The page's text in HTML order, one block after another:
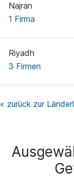
Najran
1 Firma
Riyadh
3 Firmen
« zurück zur